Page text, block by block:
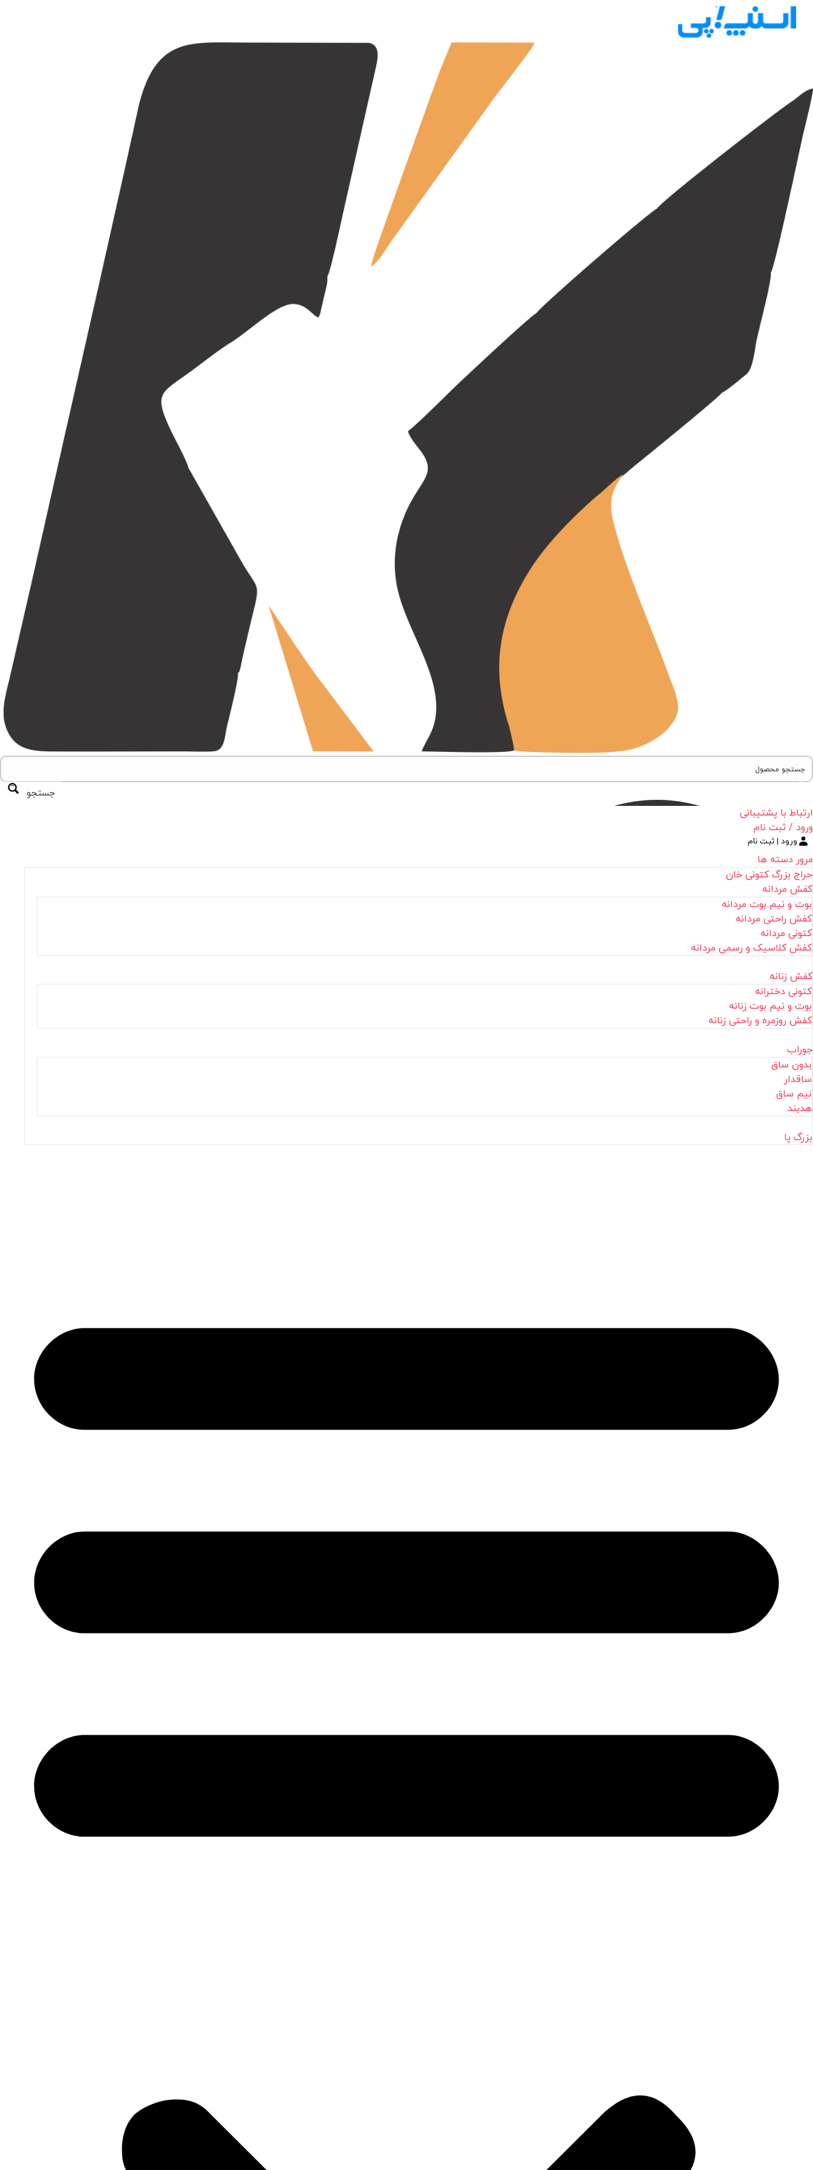
جستجو
ارتباط با پشتیبانی
ورود / ثبت نام
ورود | ثبت نام
مرور دسته ها
حراج بزرگ کتونی خان
کفش مردانه
بوت و نیم بوت مردانه
کفش راحتی مردانه
کتونی مردانه
کفش کلاسیک و رسمی مردانه
کفش زنانه
کتونی دخترانه
بوت و نیم بوت زنانه
کفش روزمره و راحتی زنانه
جوراب
بدون ساق
ساقدار
نیم ساق
هدبند
بزرگ پا